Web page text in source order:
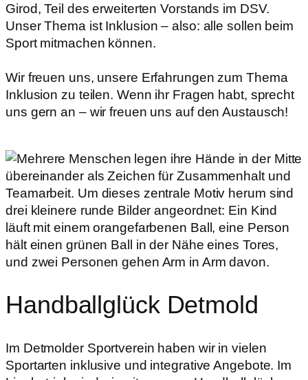
Girod, Teil des erweiterten Vorstands im DSV.
Unser Thema ist Inklusion – also: alle sollen beim
Sport mitmachen können.
Wir freuen uns, unsere Erfahrungen zum Thema
Inklusion zu teilen. Wenn ihr Fragen habt, sprecht
uns gern an – wir freuen uns auf den Austausch!
Handballglück Detmold
Im Detmolder Sportverein haben wir in vielen
Sportarten inklusive und integrative Angebote. Im